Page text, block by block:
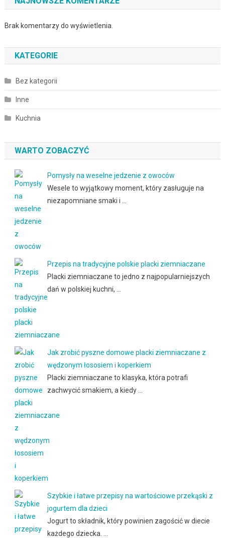
Brak komentarzy do wyświetlenia.
KATEGORIE
Bez kategorii
Inne
Kuchnia
WARTO ZOBACZYĆ
Pomysły na weselne jedzenie z owoców
Wesele to wyjątkowy moment, który zasługuje na
niezapomniane smaki i …
Przepis na tradycyjne polskie placki ziemniaczane
Placki ziemniaczane to jedno z najpopularniejszych
dań w polskiej kuchni, …
Jak zrobić pyszne domowe placki ziemniaczane z
wędzonym łososiem i koperkiem
Placki ziemniaczane to klasyka, która potrafi
zachwycić smakiem, a kiedy …
Szybkie i łatwe przepisy na wartościowe przekąski z
jogurtem dla dzieci
Jogurt to składnik, który powinien zagościć w diecie
każdego dziecka. …